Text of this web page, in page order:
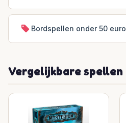
Bordspellen onder 50 euro
Vergelijkbare spellen